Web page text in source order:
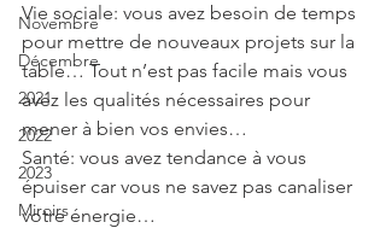
Novembre
Décembre
2021
2022
2023
Miroirs
Vie sociale: vous avez besoin de temps
pour mettre de nouveaux projets sur la
table… Tout n’est pas facile mais vous
avez les qualités nécessaires pour
mener à bien vos envies…
Santé: vous avez tendance à vous
épuiser car vous ne savez pas canaliser
votre énergie…